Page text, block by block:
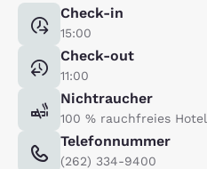
Check-in
15:00
Check-out
11:00
Nichtraucher
100 % rauchfreies Hotel
Telefonnummer
(262) 334-9400